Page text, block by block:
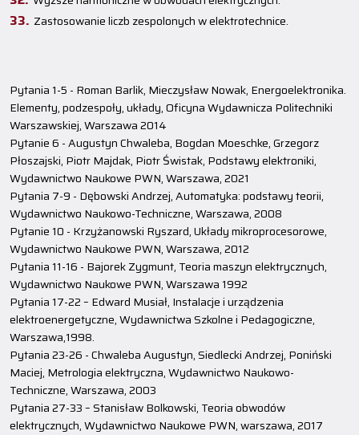
Zastosowanie liczb zespolonych w elektrotechnice.
Pytania 1-5 - Roman Barlik, Mieczysław Nowak, Energoelektronika.
Elementy, podzespoły, układy, Oficyna Wydawnicza Politechniki
Warszawskiej, Warszawa 2014
Pytanie 6 - Augustyn Chwaleba, Bogdan Moeschke, Grzegorz
Płoszajski, Piotr Majdak, Piotr Świstak, Podstawy elektroniki,
Wydawnictwo Naukowe PWN, Warszawa, 2021
Pytania 7-9 - Dębowski Andrzej, Automatyka: podstawy teorii,
Wydawnictwo Naukowo-Techniczne, Warszawa, 2008
Pytanie 10 - Krzyżanowski Ryszard, Układy mikroprocesorowe,
Wydawnictwo Naukowe PWN, Warszawa, 2012
Pytania 11-16 - Bajorek Zygmunt, Teoria maszyn elektrycznych,
Wydawnictwo Naukowe PWN, Warszawa 1992
Pytania 17-22 – Edward Musiał, Instalacje i urządzenia
elektroenergetyczne, Wydawnictwa Szkolne i Pedagogiczne,
Warszawa,1998.
Pytania 23-26 - Chwaleba Augustyn, Siedlecki Andrzej, Poniński
Maciej, Metrologia elektryczna, Wydawnictwo Naukowo-
Techniczne, Warszawa, 2003
Pytania 27-33 – Stanisław Bolkowski, Teoria obwodów
elektrycznych, Wydawnictwo Naukowe PWN, warszawa, 2017